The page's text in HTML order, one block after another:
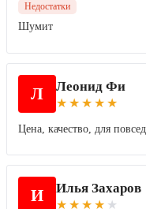
Недостатки
Шумит
Л Леонид Фи
★ ★ ★ ★ ★
Цена, качество, для
И Илья Захаров
★ ★ ★ ★ ★